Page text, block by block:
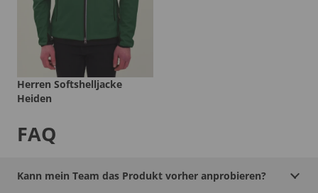
Herren Softshelljacke
Heiden
FAQ
Kann mein Team das Produkt vorher anprobieren?